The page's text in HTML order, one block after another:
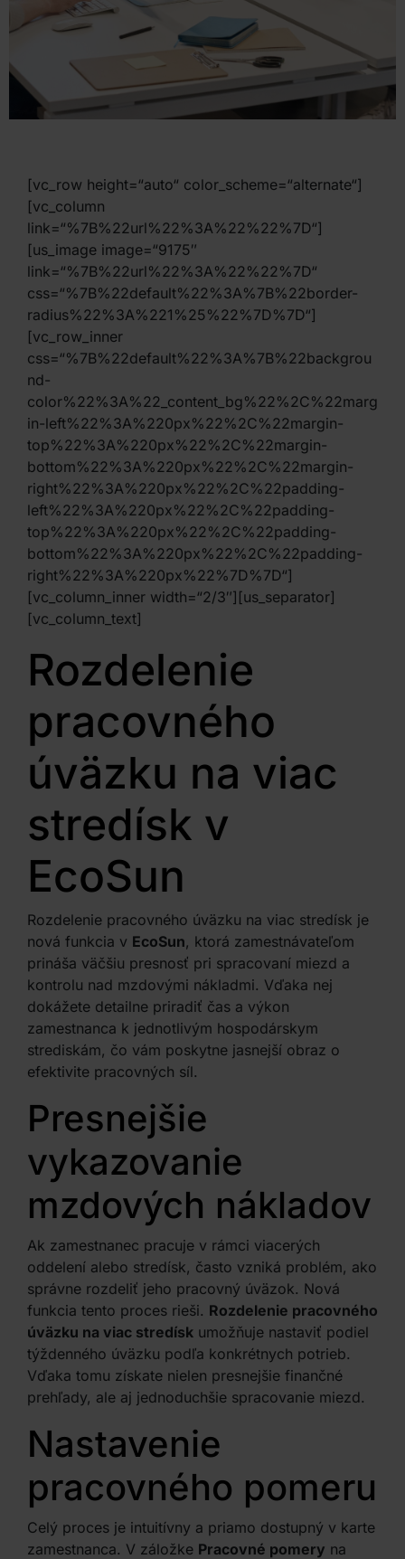
[vc_row height=“auto“ color_scheme=“alternate“]
[vc_column
link=“%7B%22url%22%3A%22%22%7D“]
[us_image image=“9175″
link=“%7B%22url%22%3A%22%22%7D“
css=“%7B%22default%22%3A%7B%22border-
radius%22%3A%221%25%22%7D%7D“]
[vc_row_inner
css=“%7B%22default%22%3A%7B%22backgrou
nd-
color%22%3A%22_content_bg%22%2C%22marg
in-left%22%3A%220px%22%2C%22margin-
top%22%3A%220px%22%2C%22margin-
bottom%22%3A%220px%22%2C%22margin-
right%22%3A%220px%22%2C%22padding-
left%22%3A%220px%22%2C%22padding-
top%22%3A%220px%22%2C%22padding-
bottom%22%3A%220px%22%2C%22padding-
right%22%3A%220px%22%7D%7D“]
[vc_column_inner width=“2/3″][us_separator]
[vc_column_text]
Rozdelenie
pracovného
úväzku na viac
stredísk v
EcoSun
Rozdelenie pracovného úväzku na viac stredísk je
nová funkcia v EcoSun, ktorá zamestnávateľom
prináša väčšiu presnosť pri spracovaní miezd a
kontrolu nad mzdovými nákladmi. Vďaka nej
dokážete detailne priradiť čas a výkon
zamestnanca k jednotlivým hospodárskym
strediskám, čo vám poskytne jasnejší obraz o
efektivite pracovných síl.
Presnejšie
vykazovanie
mzdových nákladov
Ak zamestnanec pracuje v rámci viacerých
oddelení alebo stredísk, často vzniká problém, ako
správne rozdeliť jeho pracovný úväzok. Nová
funkcia tento proces rieši. Rozdelenie pracovného
úväzku na viac stredísk umožňuje nastaviť podiel
týždenného úväzku podľa konkrétnych potrieb.
Vďaka tomu získate nielen presnejšie finančné
prehľady, ale aj jednoduchšie spracovanie miezd.
Nastavenie
pracovného pomeru
Celý proces je intuitívny a priamo dostupný v karte
zamestnanca. V záložke Pracovné pomery na